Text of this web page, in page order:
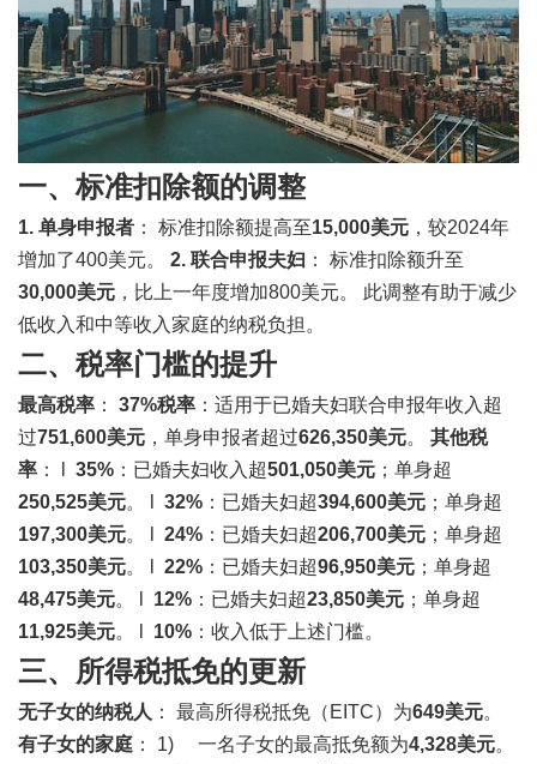
一、标准扣除额的调整
1. 单身申报者 ： 标准扣除额提高至15,000美元 ，较2024年
增加了400美元。 2. 联合申报夫妇 ： 标准扣除额升至
30,000美元 ，比上一年度增加800美元。 此调整有助于减少
低收入和中等收入家庭的纳税负担。
二、税率门槛的提升
最高税率 ： 37%税率 ：适用于已婚夫妇联合申报年收入超
过751,600美元 ，单身申报者超过626,350美元。 其他税
率 ： l 35% ：已婚夫妇收入超501,050美元 ；单身超
250,525美元。 l 32% ：已婚夫妇超394,600美元 ；单身超
197,300美元。 l 24% ：已婚夫妇超206,700美元 ；单身超
103,350美元。 l 22% ：已婚夫妇超96,950美元 ；单身超
48,475美元。 l 12% ：已婚夫妇超23,850美元 ；单身超
11,925美元。 l 10% ：收入低于上述门槛。
三、所得税抵免的更新
无子女的纳税人 ： 最高所得税抵免（EITC）为649美元。
有子女的家庭 ： 1) 一名子女的最高抵免额为4,328美元。